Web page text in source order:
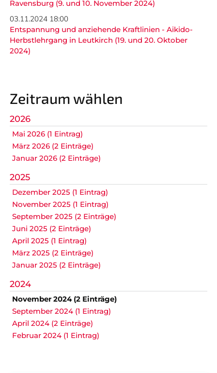
Ravensburg (9. und 10. November 2024)
03.11.2024 18:00
Entspannung und anziehende Kraftlinien - Aikido-
Herbstlehrgang in Leutkirch (19. und 20. Oktober
2024)
Zeitraum wählen
2026
Mai 2026 (1 Eintrag)
März 2026 (2 Einträge)
Januar 2026 (2 Einträge)
2025
Dezember 2025 (1 Eintrag)
November 2025 (1 Eintrag)
September 2025 (2 Einträge)
Juni 2025 (2 Einträge)
April 2025 (1 Eintrag)
März 2025 (2 Einträge)
Januar 2025 (2 Einträge)
2024
November 2024 (2 Einträge)
September 2024 (1 Eintrag)
April 2024 (2 Einträge)
Februar 2024 (1 Eintrag)
Nicht das Richtige gefunden?
Bitte nehmen Sie Kontakt mit uns auf. Wir helfen
Navigation